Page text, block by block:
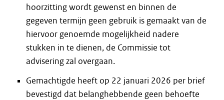
hoorzitting wordt gewenst en binnen de
gegeven termijn geen gebruik is gemaakt van de
hiervoor genoemde mogelijkheid nadere
stukken in te dienen, de Commissie tot
advisering zal overgaan.
Gemachtigde heeft op 22 januari 2026 per brief
bevestigd dat belanghebbende geen behoefte